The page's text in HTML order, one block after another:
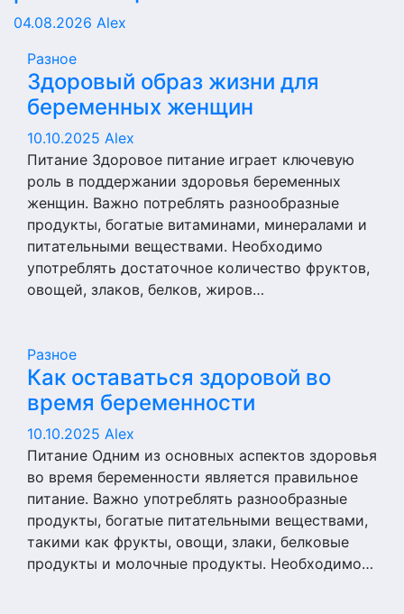
04.08.2026 Alex
Разное
Здоровый образ жизни для
беременных женщин
10.10.2025 Alex
Питание Здоровое питание играет ключевую
роль в поддержании здоровья беременных
женщин. Важно потреблять разнообразные
продукты, богатые витаминами, минералами и
питательными веществами. Необходимо
употреблять достаточное количество фруктов,
овощей, злаков, белков, жиров…
Разное
Как оставаться здоровой во
время беременности
10.10.2025 Alex
Питание Одним из основных аспектов здоровья
во время беременности является правильное
питание. Важно употреблять разнообразные
продукты, богатые питательными веществами,
такими как фрукты, овощи, злаки, белковые
продукты и молочные продукты. Необходимо…